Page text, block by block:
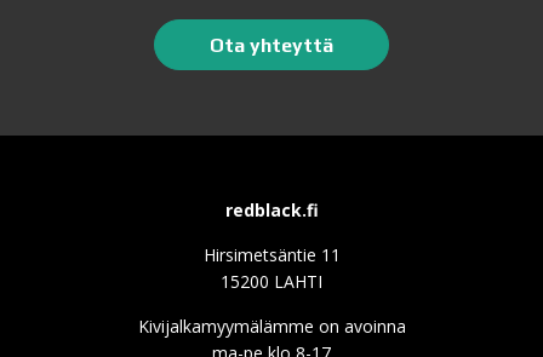
Ota yhteyttä
redblack.fi
Hirsimetsäntie 11
15200 LAHTI
Kivijalkamyymälämme on avoinna